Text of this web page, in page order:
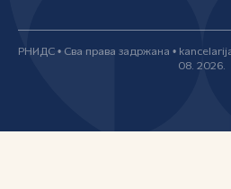
РНИДС • Сва права задржана •
08. 2026.